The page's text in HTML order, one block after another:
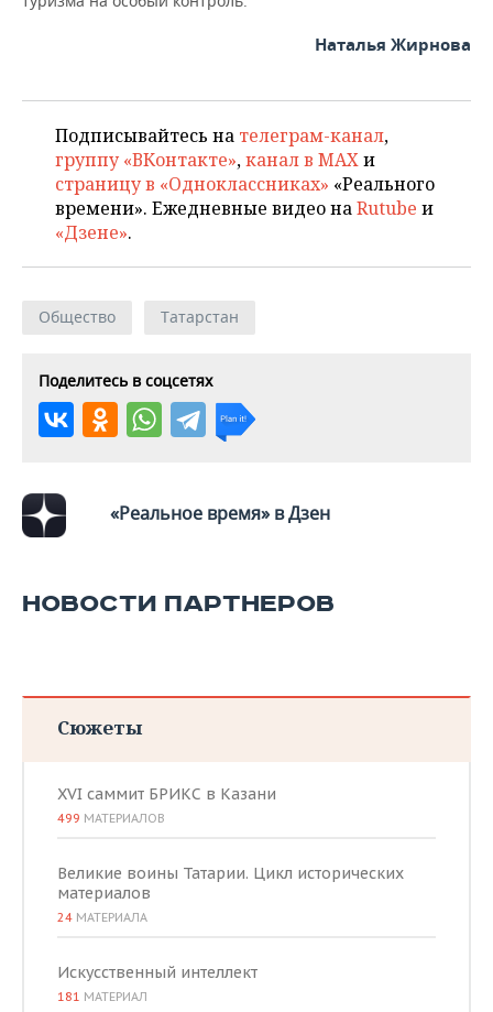
Наталья Жирнова
Подписывайтесь на телеграм-канал,
группу «ВКонтакте»,канал в MAXи
страницу в «Одноклассниках» «Реального
времени». Ежедневные видео наRutube и
«Дзене».
Общество Татарстан
Поделитесь в соцсетях
«Реальное время» в Дзен
НОВОСТИ ПАРТНЕРОВ
Сюжеты
XVI саммит БРИКС в Казани
499 МАТЕРИАЛОВ
Великие воины Татарии. Цикл исторических
материалов
24 МАТЕРИАЛА
Искусственный интеллект
181 МАТЕРИАЛ